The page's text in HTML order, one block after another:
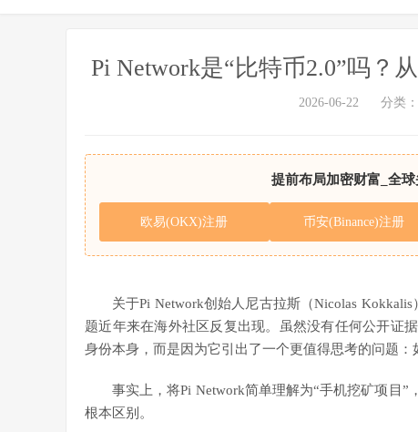
Pi Network是“比特币2.0”吗？
2026-06-22 分类：
提前布局加密财富_全
欧易(OKX)注册 币安(Binance)注册
关于Pi Network创始人尼古拉斯（Nicolas
题近年来在海外社区反复出现。虽然没有任何公开证
身份本身，而是因为它引出了一个更值得思考的问题
事实上，将Pi Network简单理解为“手机挖矿项目
根本区别。